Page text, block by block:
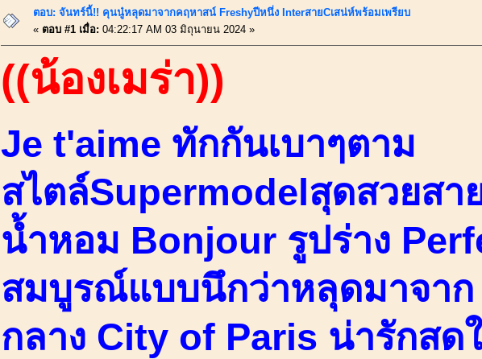
ตอบ: จันทร์นี้!! คุนนู๋หลุดมาจากคฤหาสน์ Freshyปีหนึ่ง InterสายCเสน่ห์พร้อมเพรียบ
« ตอบ #1 เมื่อ: 04:22:17 AM 03 มิถุนายน 2024 »
((น้องเมร่า))
Je t'aime ทักกันเบาๆตาม
สไตล์Supermodelสุดสวยสา
น้ำหอม Bonjour รูปร่าง
สมบูรณ์แบบนึกว่าหลุดมาจาก
กลาง City of Paris น่ารักสด